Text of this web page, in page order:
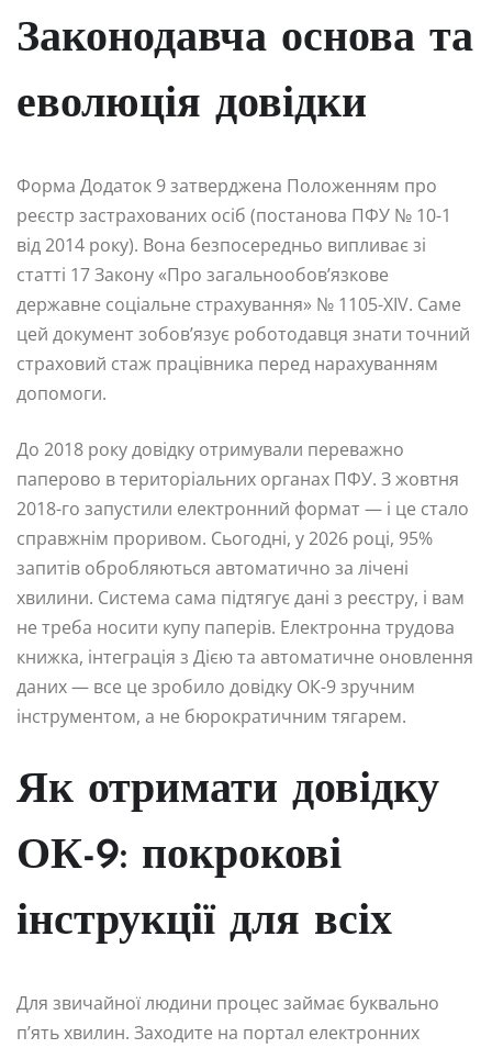
Законодавча основа та
еволюція довідки
Форма Додаток 9 затверджена Положенням про
реєстр застрахованих осіб (постанова ПФУ № 10-1
від 2014 року). Вона безпосередньо випливає зі
статті 17 Закону «Про загальнообов’язкове
державне соціальне страхування» № 1105-XIV. Саме
цей документ зобов’язує роботодавця знати точний
страховий стаж працівника перед нарахуванням
допомоги.
До 2018 року довідку отримували переважно
паперово в територіальних органах ПФУ. З жовтня
2018-го запустили електронний формат — і це стало
справжнім проривом. Сьогодні, у 2026 році, 95%
запитів обробляються автоматично за лічені
хвилини. Система сама підтягує дані з реєстру, і вам
не треба носити купу паперів. Електронна трудова
книжка, інтеграція з Дією та автоматичне оновлення
даних — все це зробило довідку ОК-9 зручним
інструментом, а не бюрократичним тягарем.
Як отримати довідку
ОК-9: покрокові
інструкції для всіх
Для звичайної людини процес займає буквально
п’ять хвилин. Заходите на портал електронних